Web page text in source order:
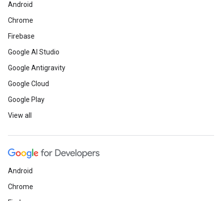
Android
Chrome
Firebase
Google AI Studio
Google Antigravity
Google Cloud
Google Play
View all
Android
Chrome